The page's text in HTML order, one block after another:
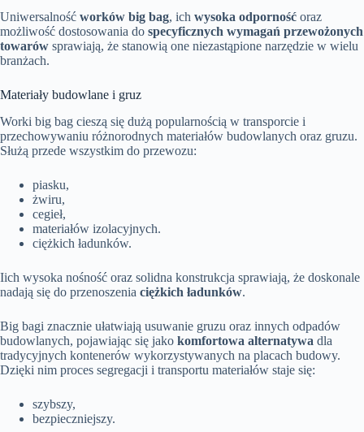
Uniwersalność worków big bag, ich wysoka odporność oraz
możliwość dostosowania do specyficznych wymagań przewożonych
towarów sprawiają, że stanowią one niezastąpione narzędzie w wielu
branżach.
Materiały budowlane i gruz
Worki big bag cieszą się dużą popularnością w transporcie i
przechowywaniu różnorodnych materiałów budowlanych oraz gruzu.
Służą przede wszystkim do przewozu:
piasku,
żwiru,
cegieł,
materiałów izolacyjnych.
ciężkich ładunków.
Iich wysoka nośność oraz solidna konstrukcja sprawiają, że doskonale
nadają się do przenoszenia ciężkich ładunków.
Big bagi znacznie ułatwiają usuwanie gruzu oraz innych odpadów
budowlanych, pojawiając się jako komfortowa alternatywa dla
tradycyjnych kontenerów wykorzystywanych na placach budowy.
Dzięki nim proces segregacji i transportu materiałów staje się:
szybszy,
bezpieczniejszy.